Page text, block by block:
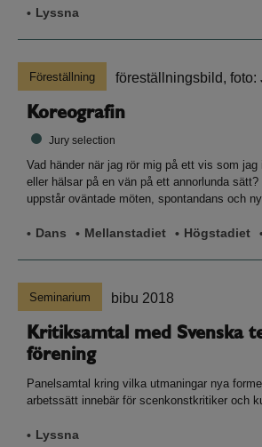
Lyssna
Koreografin
Jury selection
Föreställning
Vad händer när jag rör mig på ett vis som jag
eller hälsar på en vän på ett annorlunda sätt?
uppstår oväntade möten, spontandans och
Dans Mellanstadiet Högstadiet
Kritiksamtal med Svenska
förening
Seminarium
Panelsamtal kring vilka utmaningar nya
arbetssätt innebär för scenkonstkritiker och
Lyssna